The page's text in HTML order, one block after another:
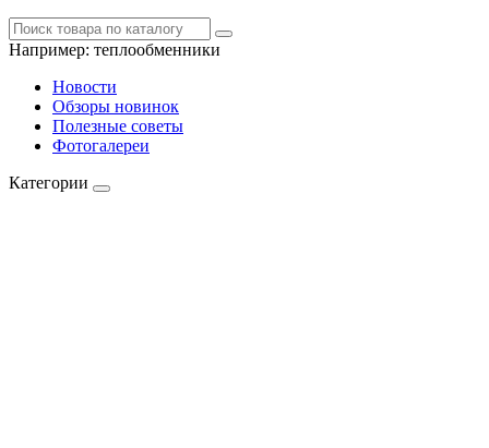
Например: теплообменники
Новости
Обзоры новинок
Полезные советы
Фотогалереи
Категории